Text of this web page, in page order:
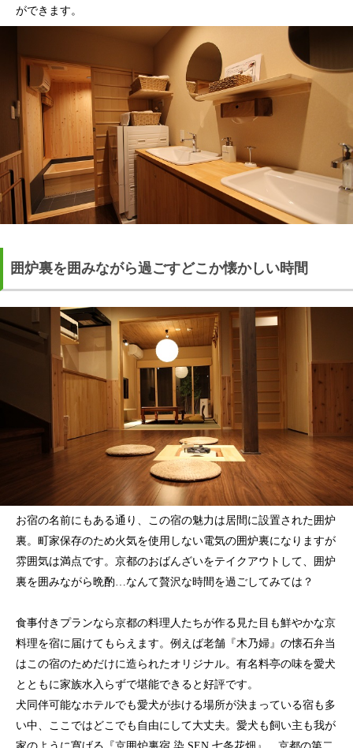
ができます。
囲炉裏を囲みながら過ごすどこか懐かしい時間
お宿の名前にもある通り、この宿の魅力は居間に設置された囲炉
裏。町家保存のため火気を使用しない電気の囲炉裏になりますが
雰囲気は満点です。京都のおばんざいをテイクアウトして、囲炉
裏を囲みながら晩酌…なんて贅沢な時間を過ごしてみては？
食事付きプランなら京都の料理人たちが作る見た目も鮮やかな京
料理を宿に届けてもらえます。例えば老舗『木乃婦』の懐石弁当
はこの宿のためだけに造られたオリジナル。有名料亭の味を愛犬
とともに家族水入らずで堪能できると好評です。
犬同伴可能なホテルでも愛犬が歩ける場所が決まっている宿も多
い中、ここではどこでも自由にして大丈夫。愛犬も飼い主も我が